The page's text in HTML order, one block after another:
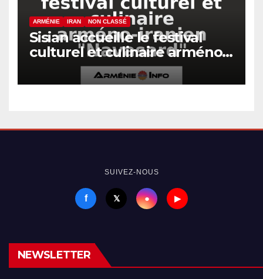
ARMÉNIE IRAN NON CLASSÉ
Sisian accueille le festival
culturel et culinaire arméno-
iranien « Navasard »
SUIVEZ-NOUS
f 𝕏 ● ▶
NEWSLETTER